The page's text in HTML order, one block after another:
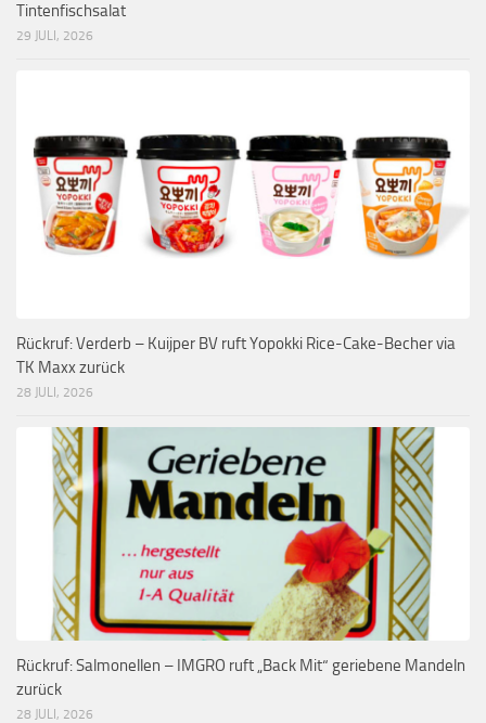
Tintenfischsalat
29 JULI, 2026
Rückruf: Verderb – Kuijper BV ruft Yopokki Rice-Cake-Becher via
TK Maxx zurück
28 JULI, 2026
Rückruf: Salmonellen – IMGRO ruft „Back Mit“ geriebene Mandeln
zurück
28 JULI, 2026